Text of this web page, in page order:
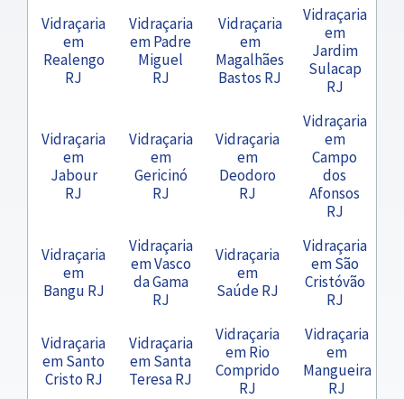
Vidraçaria
em
Realengo
RJ
Vidraçaria
em Padre
Miguel
RJ
Vidraçaria
em
Magalhães
Bastos RJ
Vidraçaria
em
Jardim
Sulacap
RJ
Vidraçaria
em
Jabour
RJ
Vidraçaria
em
Gericinó
RJ
Vidraçaria
em
Deodoro
RJ
Vidraçaria
em
Campo
dos
Afonsos
RJ
Vidraçaria
em
Bangu RJ
Vidraçaria
em Vasco
da Gama
RJ
Vidraçaria
em
Saúde RJ
Vidraçaria
em São
Cristóvão
RJ
Vidraçaria
em Santo
Cristo RJ
Vidraçaria
em Santa
Teresa RJ
Vidraçaria
em Rio
Comprido
RJ
Vidraçaria
em
Mangueira
RJ